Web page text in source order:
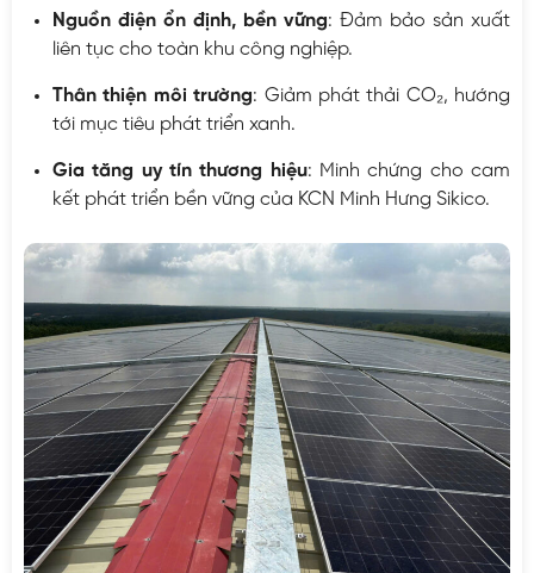
Nguồn điện ổn định, bền vững: Đảm bảo sản xuất
liên tục cho toàn khu công nghiệp.
Thân thiện môi trường: Giảm phát thải CO₂, hướng
tới mục tiêu phát triển xanh.
Gia tăng uy tín thương hiệu: Minh chứng cho cam
kết phát triển bền vững của KCN Minh Hưng Sikico.